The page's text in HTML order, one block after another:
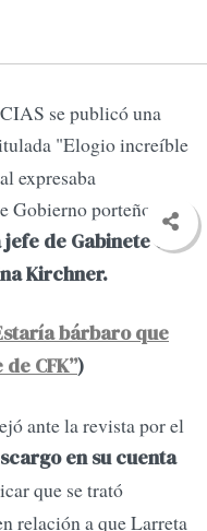
se publicó una
"Elogio increíble
expresaba
Gobierno porteño,
de Gabinete en
Kirchner.
bárbaro que
CFK”)
ante la revista por el
en su cuenta
que se trató
relación a que Larreta